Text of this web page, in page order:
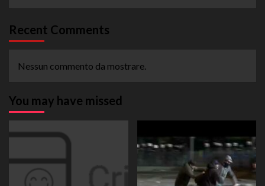
Recent Comments
Nessun commento da mostrare.
You may have missed